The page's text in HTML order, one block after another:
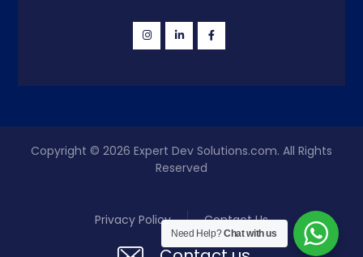
Copyright © 2026 Expert Dev Solutions.com. All Rights
Reserved
Contact Us
Privacy Policy
Need Help?Chat with us